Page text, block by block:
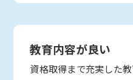
教育内容が良い
資格取得まで充実した